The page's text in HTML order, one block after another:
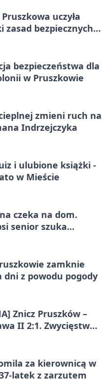
uczyła
zasad bezpiecznych
bezpieczeństwa dla
w Pruszkowie
zmieni ruch na
Indrzejczyka
i ulubione książki -
w Mieście
czeka na dom.
senior szuka
zamknie
dni z powodu pogody
Znicz Pruszków –
II 2:1. Zwycięstwo
za kierownicą w
latek z zarzutem